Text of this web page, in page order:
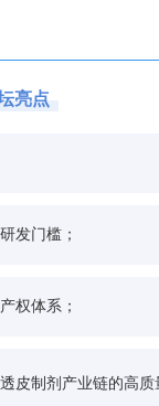
亮点
发门槛；
权体系；
皮制剂产业链的高质